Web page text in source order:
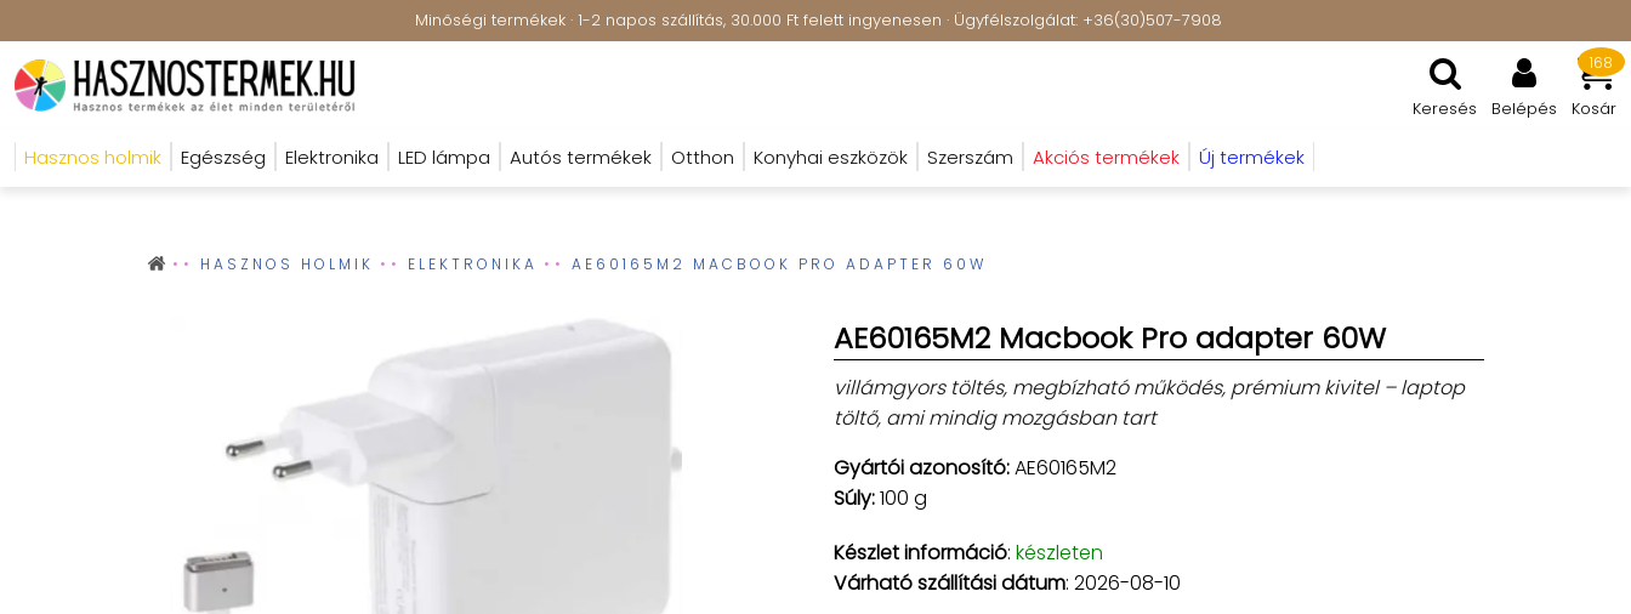
Minőségi termékek · 1-2 napos szállítás, 30.000 Ft felett ingyenesen · Ügyfélszolgálat: +36(30)507-7908
Keresés Belépés Kosár
168
Hasznos holmik Egészség Elektronika LED lámpa Autós termékek Otthon Konyhai eszközök Szerszám Akciós termékek Új termékek
HASZNOS HOLMIK ELEKTRONIKA AE60165M2 MACBOOK PRO ADAPTER 60W
AE60165M2 Macbook Pro adapter 60W
villámgyors töltés, megbízható működés, prémium kivitel – laptop
töltő, ami mindig mozgásban tart
Gyártói azonosító:AE60165M2
Súly:100 g
Készlet információ: készleten
Várható szállítási dátum: 2026-08-10